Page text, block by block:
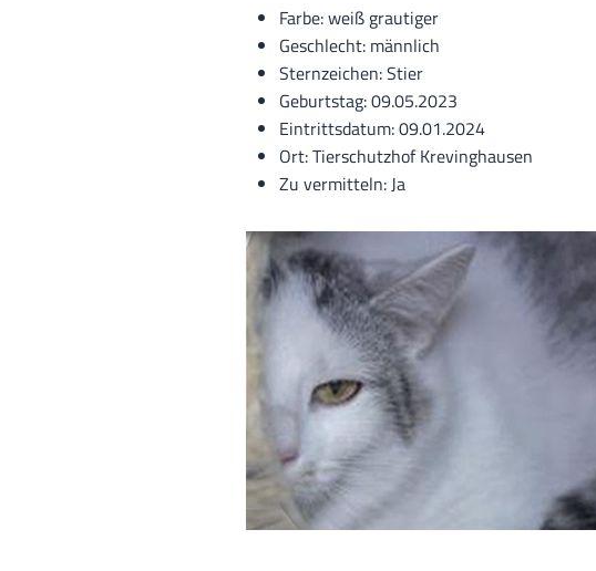
Farbe: weiß grautiger
Geschlecht: männlich
Sternzeichen: Stier
Geburtstag: 09.05.2023
Eintrittsdatum: 09.01.2024
Ort: Tierschutzhof Krevinghausen
Zu vermitteln: Ja